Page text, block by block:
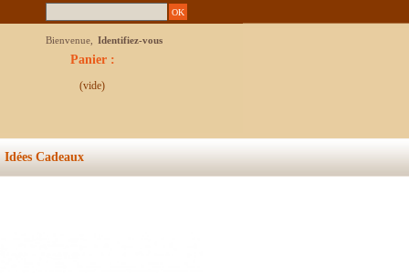
Bienvenue, Identifiez-vous
Panier :
(vide)
Idées Cadeaux